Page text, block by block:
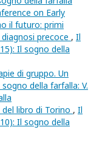
on Early
il futuro: primi
precoce , Il
Il sogno della
di gruppo. Un
sogno della farfalla: V.
libro di Torino , Il
Il sogno della